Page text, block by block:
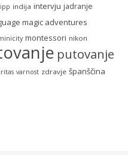
indija intervju jadranje
magic adventures
montessori nikon
putovanje
varnost zdravje španščina